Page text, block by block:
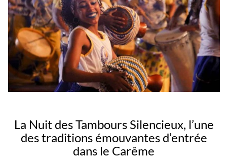
La Nuit des Tambours Silencieux, l’une
des traditions émouvantes d’entrée
dans le Carême